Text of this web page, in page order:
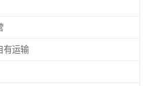
有运输